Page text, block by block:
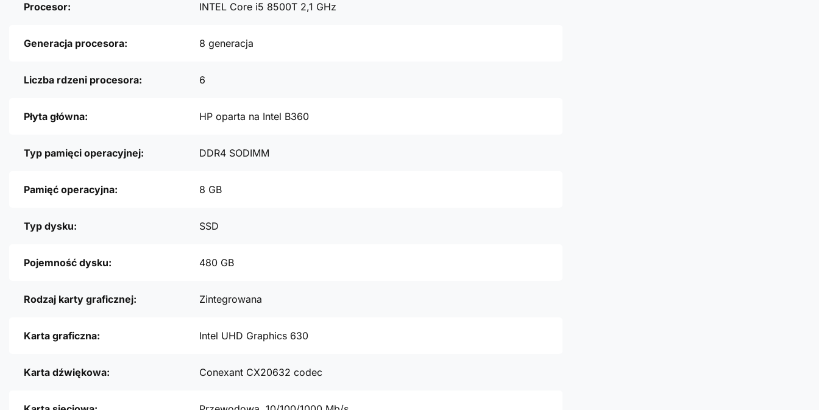
Procesor: INTEL Core i5 8500T 2,1 GHz
Generacja procesora: 8 generacja
Liczba rdzeni procesora: 6
Płyta główna: HP oparta na Intel B360
Typ pamięci operacyjnej: DDR4 SODIMM
Pamięć operacyjna: 8 GB
Typ dysku: SSD
Pojemność dysku: 480 GB
Rodzaj karty graficznej: Zintegrowana
Karta graficzna: Intel UHD Graphics 630
Karta dźwiękowa: Conexant CX20632 codec